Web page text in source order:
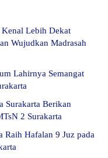
Lebih Dekat
Wujudkan Madrasah
Lahirnya Semangat
Surakarta Berikan
2 Surakarta
Raih Hafalan 9 Juz pada